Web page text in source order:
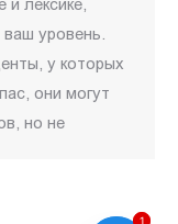
лексике,
уровень.
у которых
они могут
но не
11